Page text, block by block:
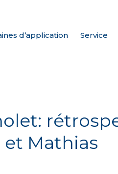
d’application Service
et Mathias